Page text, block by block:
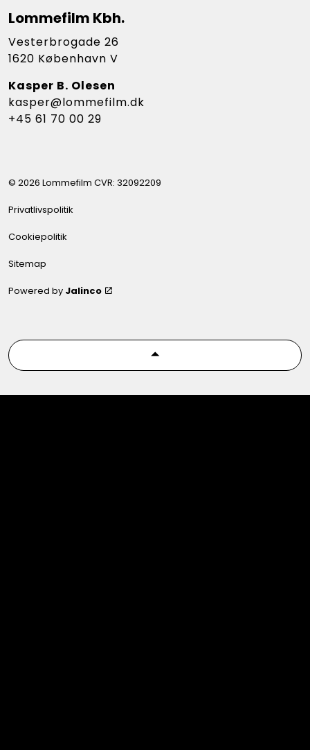
Lommefilm Kbh.
Vesterbrogade 26
1620 København V
Kasper B. Olesen
kasper@lommefilm.dk
+45 61 70 00 29
© 2026 Lommefilm CVR: 32092209
Privatlivspolitik
Cookiepolitik
Sitemap
Powered by Jalinco